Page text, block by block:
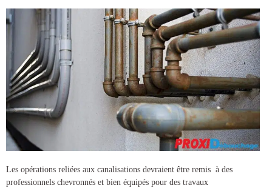
Les opérations reliées aux canalisations devraient être remis à des
professionnels chevronnés et bien équipés pour des travaux